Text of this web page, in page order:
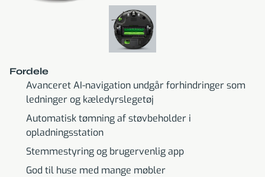
Fordele
Avanceret AI-navigation undgår forhindringer som
ledninger og kæledyrslegetøj
Automatisk tømning af støvbeholder i
opladningsstation
Stemmestyring og brugervenlig app
God til huse med mange møbler